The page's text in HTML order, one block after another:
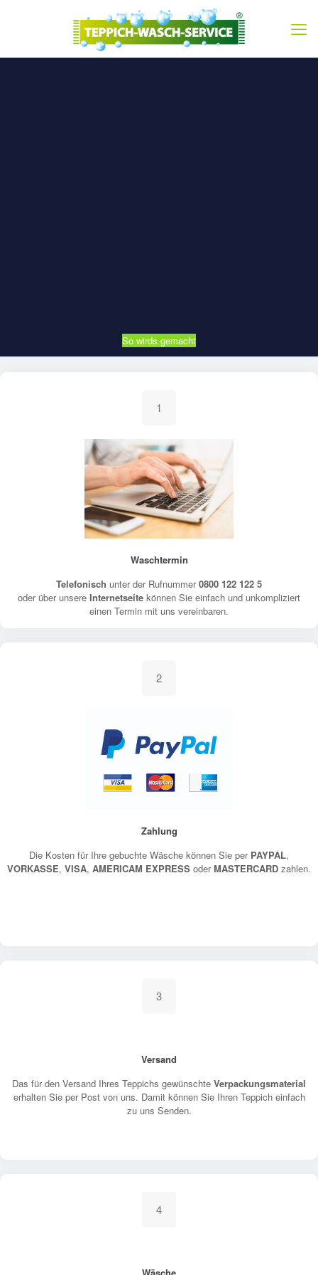
So wirds gemacht
1
Waschtermin
Telefonisch unter der Rufnummer0800 122 122 5
oder über unsere Internetseite können Sie einfach und unkompliziert
einen Termin mit uns vereinbaren.
2
Zahlung
Die Kosten für Ihre gebuchte Wäsche können Sie per PAYPAL,
VORKASSE, VISA, AMERICAM EXPRESS oderMASTERCARD zahlen.
3
Versand
Das für den Versand Ihres Teppichs gewünschte Verpackungsmaterial
erhalten Sie per Post von uns. Damit können Sie Ihren Teppich einfach
zu uns Senden.
4
Wäsche